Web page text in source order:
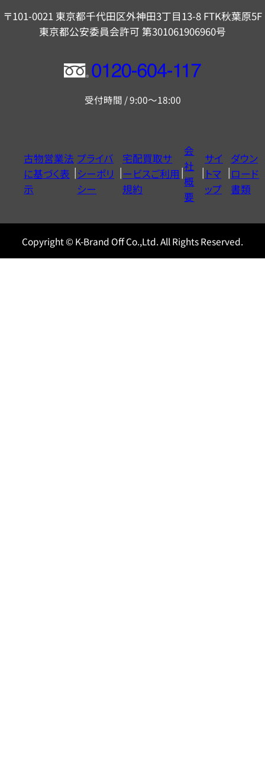
〒101-0021 東京都千代田区外神田3丁目13-8 FTK秋葉原5F
東京都公安委員会許可 第301061906960号
フ
ー
ヤ
ル
0120604117
受付時間 / 9:00～18:00
古物営業法
に基づく表
示
プライバ
シーポリ
シー
宅配買取サ
ービスご利用
規約
会
社
概
要
サイ
トマ
ップ
ダウン
ロード
書類
Copyright © K-Brand Off Co.,Ltd. All Rights Reserved.